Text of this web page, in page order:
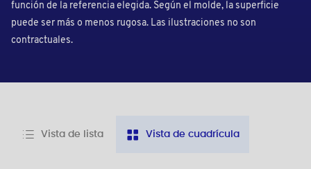
función de la referencia elegida. Según el molde, la superficie
puede ser más o menos rugosa. Las ilustraciones no son
contractuales.
Vista de lista Vista de cuadrícula